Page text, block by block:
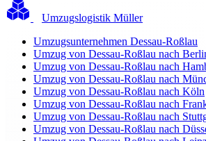
Umzugslogistik Müller
Umzugsunternehmen Dessau-Roßlau
Umzug von Dessau-Roßlau nach
Umzug von Dessau-Roßlau nach
Umzug von Dessau-Roßlau nach
Umzug von Dessau-Roßlau nach Köln
Umzug von Dessau-Roßlau nach
Umzug von Dessau-Roßlau nach
Umzug von Dessau-Roßlau nach